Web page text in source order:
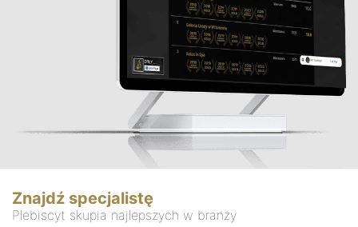
Znajdź specjalistę
Plebiscyt skupia najlepszych w branży